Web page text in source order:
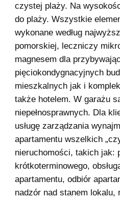
czystej plaży. Na
do plaży. Wszystkie
wykonane według
pomorskiej, leczniczy
magnesem dla
pięciokondygnacyjnych
mieszkalnych jak i
także hotelem. W garażu
niepełnosprawnych. Dla
usługę zarządzania
apartamentu wszelkich
nieruchomości, takich jak:
krótkoterminowego,
apartamentu, odbiór
nadzór nad stanem lokalu,